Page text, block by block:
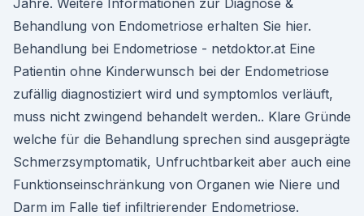
Jahre. Weitere Informationen zur Diagnose &
Behandlung von Endometriose erhalten Sie hier.
Behandlung bei Endometriose - netdoktor.at Eine
Patientin ohne Kinderwunsch bei der Endometriose
zufällig diagnostiziert wird und symptomlos verläuft,
muss nicht zwingend behandelt werden.. Klare Gründe
welche für die Behandlung sprechen sind ausgeprägte
Schmerzsymptomatik, Unfruchtbarkeit aber auch eine
Funktionseinschränkung von Organen wie Niere und
Darm im Falle tief infiltrierender Endometriose.